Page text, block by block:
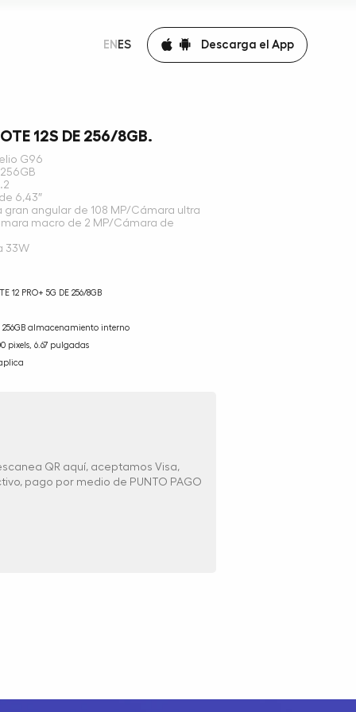
EN ES Descarga el App
12S DE 256/8GB.
G96
6,43″
angular de 108 MP/Cámara ultra
macro de 2 MP/Cámara de
33W
12 PRO+ 5G DE 256/8GB
256GB almacenamiento interno
pixels, 6.67 pulgadas
QR aquí, aceptamos Visa,
pago por medio de PUNTO PAGO